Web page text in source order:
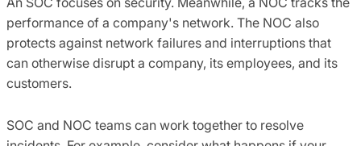
performance of a company's network. The NOC also
protects against network failures and interruptions that
can otherwise disrupt a company, its employees, and its
customers.
SOC and NOC teams can work together to resolve